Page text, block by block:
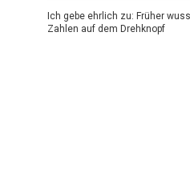
Ich gebe ehrlich zu: Früher
Zahlen auf dem Drehknopf